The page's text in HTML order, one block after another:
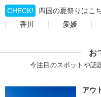
CHECK!
四国の夏祭りはこ
香川
愛媛
お
今注目のスポットや話
アウ